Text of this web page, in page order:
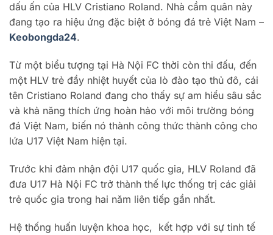
dấu ấn của HLV Cristiano Roland. Nhà cầm quân này
đang tạo ra hiệu ứng đặc biệt ở bóng đá trẻ Việt Nam –
Keobongda24.
Từ một biểu tượng tại Hà Nội FC thời còn thi đấu, đến
một HLV trẻ đầy nhiệt huyết của lò đào tạo thủ đô, cái
tên Cristiano Roland đang cho thấy sự am hiểu sâu sắc
và khả năng thích ứng hoàn hảo với môi trường bóng
đá Việt Nam, biến nó thành công thức thành công cho
lứa U17 Việt Nam hiện tại.
Trước khi đảm nhận đội U17 quốc gia, HLV Roland đã
đưa U17 Hà Nội FC trở thành thế lực thống trị các giải
trẻ quốc gia trong hai năm liên tiếp gần nhất.
Hệ thống huấn luyện khoa học, kết hợp với sự tinh tế